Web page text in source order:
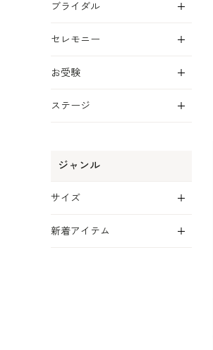
ブライダル
セレモニー
お受験
ステージ
ジャンル
サイズ
新着アイテム